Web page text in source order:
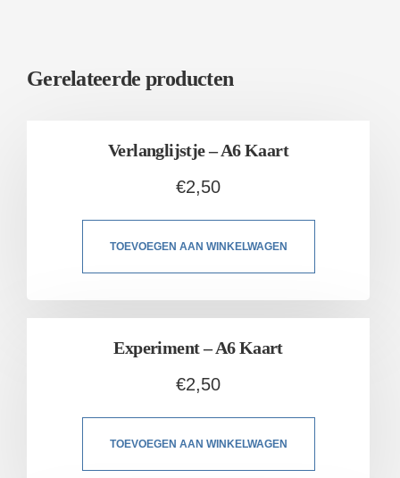
Gerelateerde producten
Verlanglijstje – A6 Kaart
€2,50
TOEVOEGEN AAN WINKELWAGEN
Experiment – A6 Kaart
€2,50
TOEVOEGEN AAN WINKELWAGEN